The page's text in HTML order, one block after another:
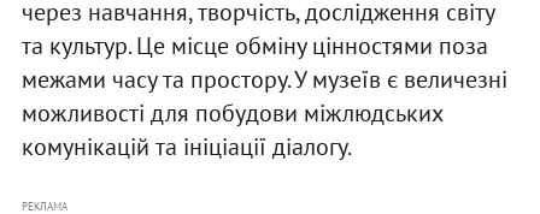
через навчання, творчість, дослідження світу
та культур. Це місце обміну цінностями поза
межами часу та простору. У музеїв є величезні
можливості для побудови міжлюдських
комунікацій та ініціації діалогу.
РЕКЛАМА